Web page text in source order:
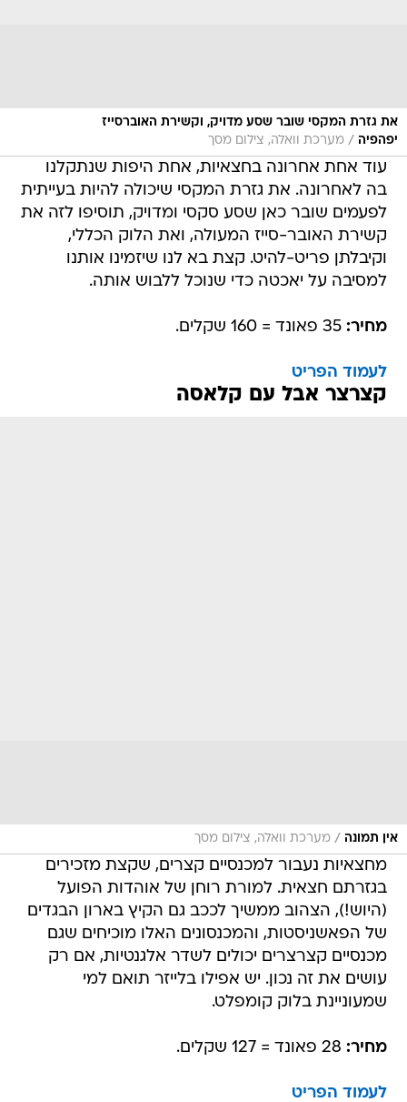
את גזרת המקסי שובר שסע מדויק, וקשירת האוברסייז
יפהפיה / מערכת וואלה, צילום מסך
עוד אחת אחרונה בחצאיות, אחת היפות שנתקלנו
בה לאחרונה. את גזרת המקסי שיכולה להיות בעייתית
לפעמים שובר כאן שסע סקסי ומדויק, תוסיפו לזה את
קשירת האובר-סייז המעולה, ואת הלוק הכללי,
וקיבלתן פריט-להיט. קצת בא לנו שיזמינו אותנו
למסיבה על יאכטה כדי שנוכל ללבוש אותה.
מחיר: 35 פאונד = 160 שקלים.
לעמוד הפריט
קצרצר אבל עם קלאסה
אין תמונה / מערכת וואלה, צילום מסך
מחצאיות נעבור למכנסיים קצרים, שקצת מזכירים
בגזרתם חצאית. למורת רוחן של אוהדות הפועל
(היוש!), הצהוב ממשיך לככב גם הקיץ בארון הבגדים
של הפאשניסטות, והמכנסונים האלו מוכיחים שגם
מכנסיים קצרצרים יכולים לשדר אלגנטיות, אם רק
עושים את זה נכון. יש אפילו בלייזר תואם למי
שמעוניינת בלוק קומפלט.
מחיר:
לעמוד הפריט